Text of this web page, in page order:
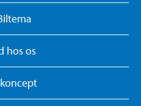
hos os